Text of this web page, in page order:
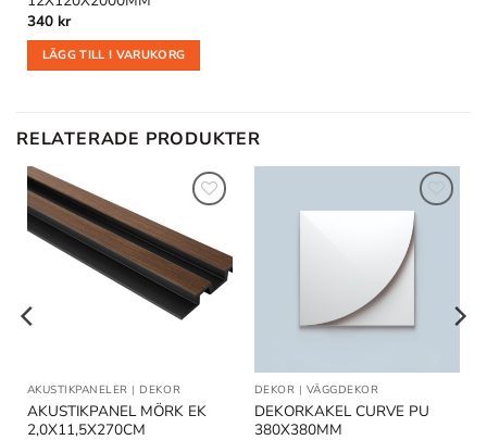
340 kr
LÄGG TILL I VARUKORG
RELATERADE PRODUKTER
Lägg till
i
önskelistan
AKUSTIKPANELER | DEKOR
AKUSTIKPANEL MÖRK EK
2,0X11,5X270CM
Lägg till
önskelistan
DEKOR | VÄGGDEKOR
DEKORKAKEL CURVE PU
380X380MM